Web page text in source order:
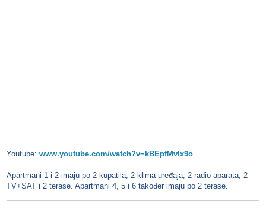
Youtube: www.youtube.com/watch?v=kBEpfMvlx9o
Apartmani 1 i 2 imaju po 2 kupatila, 2 klima uređaja, 2 radio aparata, 2
TV+SAT i 2 terase. Apartmani 4, 5 i 6 također imaju po 2 terase.